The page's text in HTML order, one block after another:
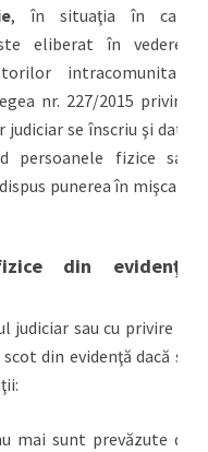
, în situaţia în care
eliberat în vederea
intracomunitari,
nr. 227/2015 privind
se înscriu şi date
fizice sau
punerea în mişcare
din evidenţa
judiciar sau cu privire la
din evidenţă dacă se
mai sunt prevăzute de